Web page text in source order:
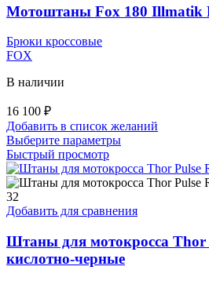
на
странице
Мотоштаны Fox 180 Illmatik
Брюки кроссовые
FOX
В наличии
16 100 ₽
Добавить в список желаний
Выберите параметрыЭтот
имеет
несколько
Опции
выбрать
на
странице
Быстрый просмотр
32
Добавить для сравнения
Штаны для мотокросса Thor
кислотно-черные